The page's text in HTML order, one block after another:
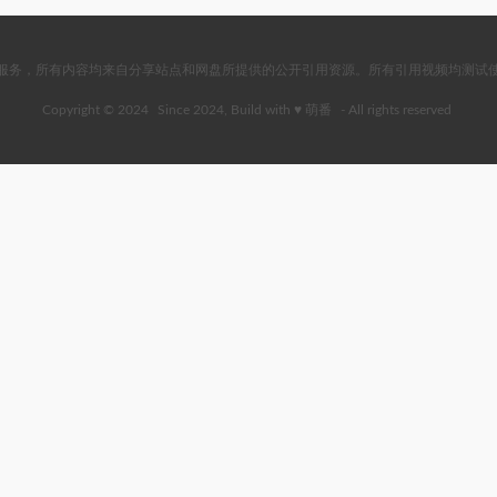
，所有内容均来自分享站点和网盘所提供的公开引用资源。所有引用视频均测试
Copyright © 2024 Since 2024, Build with ♥ 萌番 - All rights reserved